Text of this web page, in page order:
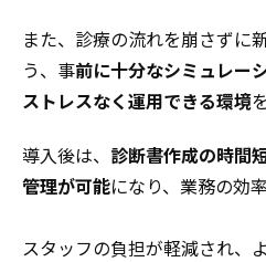
また、診療の流れを崩さずに
う、事前に十分なシミュレー
ストレスなく運用できる環境
導入後は、 診断書作成の時間
管理が可能になり、業務の効
スタッフの負担が軽減され、